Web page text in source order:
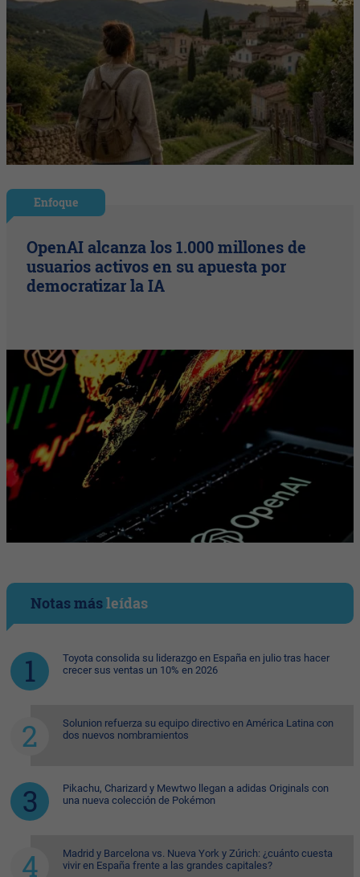
Enfoque
OpenAI alcanza los 1.000 millones de
usuarios activos en su apuesta por
democratizar la IA
Notas másleídas
Toyota consolida su liderazgo en España en julio tras hacer
crecer sus ventas un 10% en 2026
Solunion refuerza su equipo directivo en América Latina con
dos nuevos nombramientos
Pikachu, Charizard y Mewtwo llegan a adidas Originals con
una nueva colección de Pokémon
Madrid y Barcelona vs. Nueva York y Zúrich: ¿cuánto cuesta
vivir en España frente a las grandes capitales?